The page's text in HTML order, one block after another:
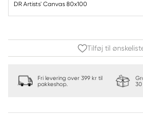
DR Artists' Canvas 80x100
Tilføj til
Fri levering over 399 kr til
pakkeshop.